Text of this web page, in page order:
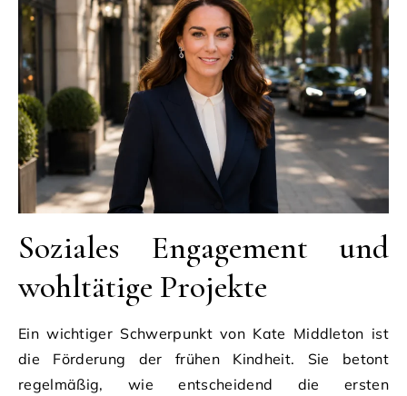
Soziales Engagement und
wohltätige Projekte
Ein wichtiger Schwerpunkt von Kate Middleton ist
die Förderung der frühen Kindheit. Sie betont
regelmäßig, wie entscheidend die ersten